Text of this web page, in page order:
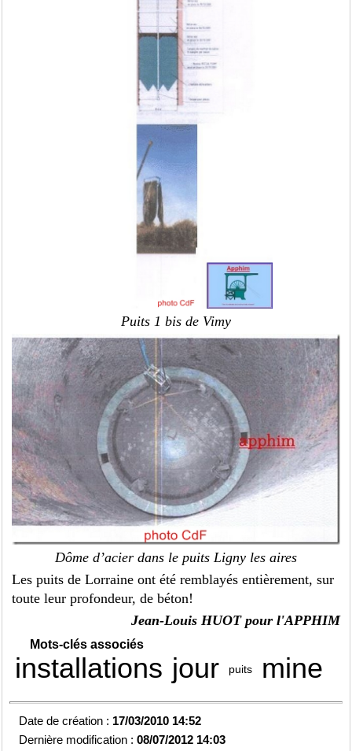
Puits 1 bis de Vimy
Dôme d’acier dans le puits Ligny les aires
Les puits de Lorraine ont été remblayés entièrement, sur
toute leur profondeur, de béton!
Jean-Louis HUOT pour l'APPHIM
Mots-clés associés
installations jour puits mine
Date de création : 17/03/2010 14:52
Dernière modification :08/07/2012 14:03